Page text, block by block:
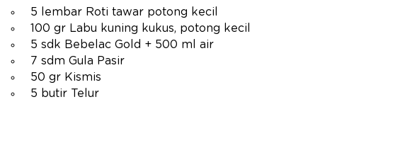
5 lembar Roti tawar potong kecil
100 gr Labu kuning kukus, potong kecil
5 sdk Bebelac Gold + 500 ml air
7 sdm Gula Pasir
50 gr Kismis
5 butir Telur